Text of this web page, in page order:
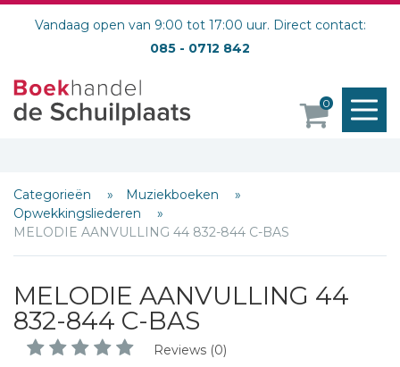
Vandaag open van 9:00 tot 17:00 uur. Direct contact:
085 - 0712 842
0
Categorieën
Muziekboeken
Opwekkingsliederen
MELODIE AANVULLING 44 832-844 C-BAS
MELODIE AANVULLING 44
832-844 C-BAS
Reviews (0)
Naam *
E-mail *